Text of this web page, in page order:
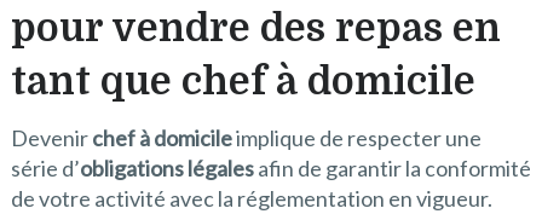
pour vendre des repas en
tant que chef à domicile
Devenirchef à domicileimplique de respecter une
série d’obligations légalesafin de garantir la conformité
de votre activité avec la réglementation en vigueur.